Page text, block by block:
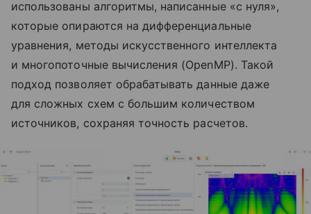
использованы алгоритмы, написанные «с нуля»,
которые опираются на дифференциальные
уравнения, методы искусственного интеллекта
и многопоточные вычисления (OpenMP). Такой
подход позволяет обрабатывать данные даже
для сложных схем с большим количеством
источников, сохраняя точность расчетов.